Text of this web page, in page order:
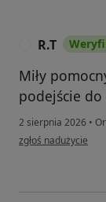
R.T
Miły
podejście
2 sierpnia 2026 •
w opinii użytkownika
zgłoś nadużycie